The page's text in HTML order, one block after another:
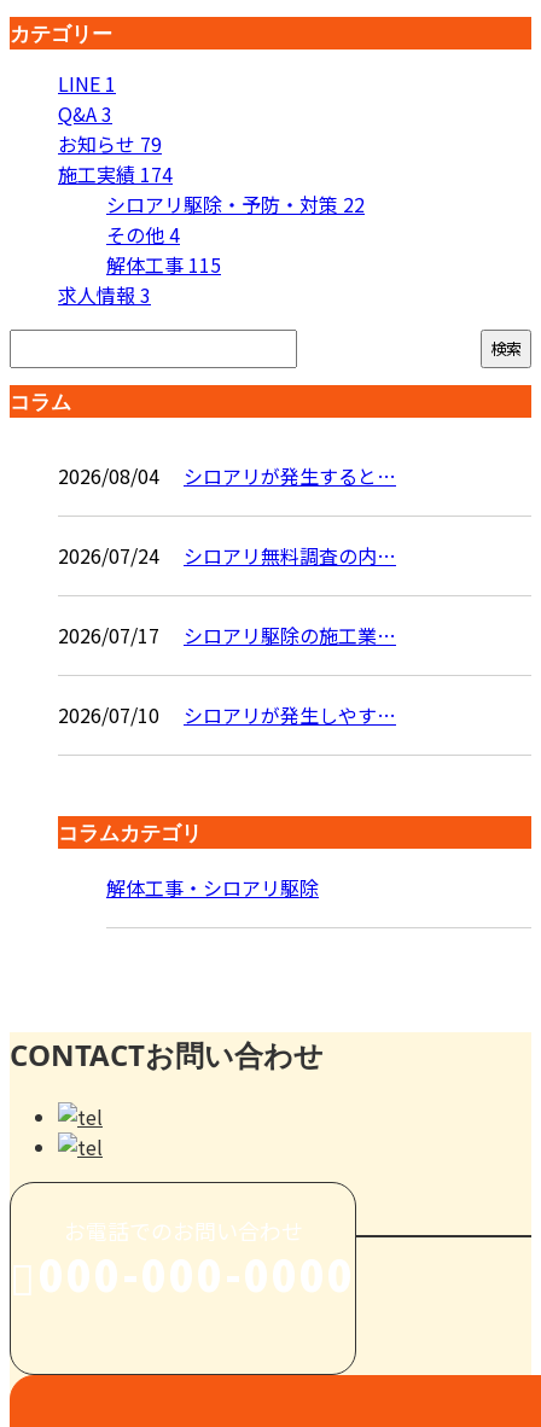
カテゴリー
LINE 1
Q&A3
お知らせ 79
施工実績 174
シロアリ駆除・予防・対策 22
その他4
解体工事 115
求人情報 3
コラム
2026/08/04 シロアリが発生すると…
2026/07/24 シロアリ無料調査の内…
2026/07/17 シロアリ駆除の施工業…
2026/07/10 シロアリが発生しやす…
コラムカテゴリ
解体工事・シロアリ駆除
CONTACTお問い合わせ
お電話でのお問い合わせ
000-000-0000